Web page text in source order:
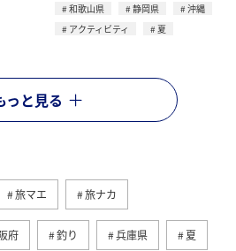
和歌山県
静岡県
沖縄
アクティビティ
夏
っと見る
旅マエ 旅ナカ
府 釣り 兵庫県 夏